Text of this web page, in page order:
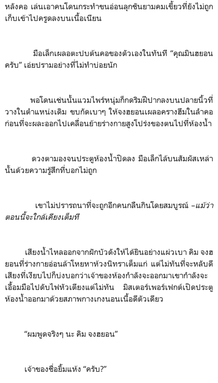
หลังคอ เล่นเอาคนโดนกระทำขนอ่อนลุกชันยามคมเขี้ยวที่ยังไม่ถูก
เก็บเข้าไปครูดลงบนเนื้อเนียน
มือเล็กเผลอตะปบต้นคอของตัวเองในทันที “คุณมินฮยอน
ครับ” เอ่ยปรามอย่างที่ไม่ทำบ่อยนัก
พอโดนเช่นนั้นแวมไพร์หนุ่มก็กดริมฝีปากลงบนปลายนิ้วที่
วางในตำแหน่งเดิม ขบกัดเบาๆ ให้จงฮยอนเผลอครางฮึมในลำคอ
ก่อนที่จะผละออกไปเคลื่อนย้ายร่างกายสูงโปร่งของตนไปที่ห้องน้ำ
ดวงตามองจนประตูห้องน้ำปิดลง มือเล็กไล้บนสัมผัสเหล่า
นั้นด้วยความรู้สึกที่บอกไม่ถูก
เขาไม่ปรารถนาที่จะถูกอีกคนกลืนกินโดยสมบูรณ์–แม้ว่า
ตอนนี้จะใกล้เคียงเต็มที
เสียงน้ำไหลออกจากฝักบัวดังให้ได้ยินอย่างแผ่วเบา คิม จงฮ
ยอนที่ร่างกายอ่อนล้าโหยหาห้วงนิทราเต็มแก่ แต่ไม่ทันที่จะหลับดี
เสียงที่เงียบไปก็บ่งบอกว่าเจ้าของห้องกำลังจะออกมาเขากำลังจะ
เอื้อมมือไปดับไฟหัวเตียงแต่ไม่ทัน มิสเตอร์เพอร์เฟกต์เปิดประตู
ห้องน้ำออกมาด้วยสภาพกางเกงนอนเนื้อดีตัวเดียว
“ผมพูดจริงๆ นะ คิม จงฮยอน”
เจ้าของชื่อยิ้มแห้ง “ครับ?”